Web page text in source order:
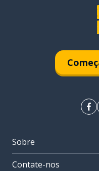
Sobre
Contate-nos